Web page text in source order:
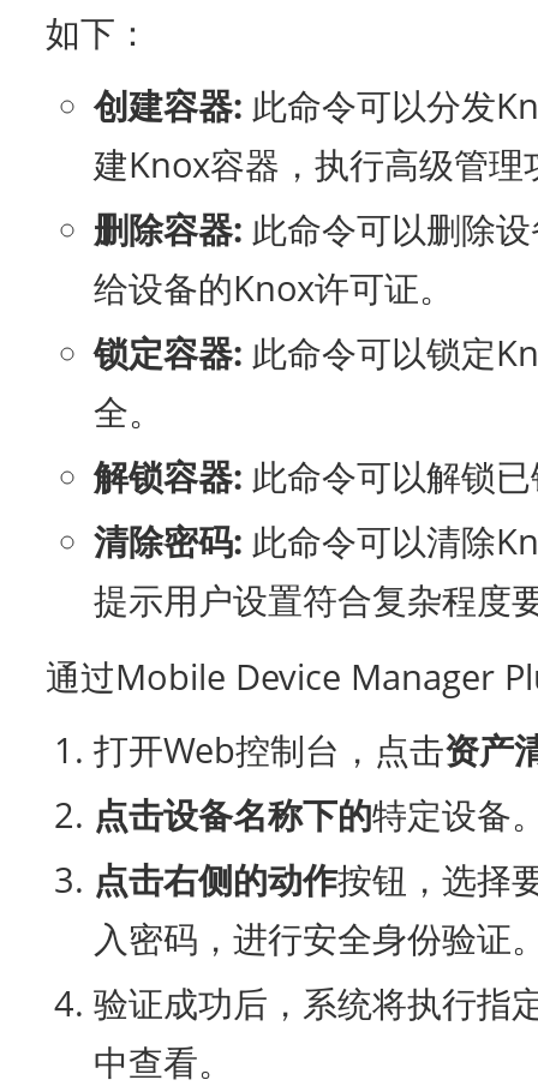
如下：
创建容器: 此命令可以分发
建Knox容器，执行高级管理
删除容器: 此命令可以删除
给设备的Knox许可证。
锁定容器: 此命令可以锁定
全。
解锁容器: 此命令可以解锁
清除密码: 此命令可以清除
提示用户设置符合复杂程度
通过Mobile Device Manager
打开Web控制台，点击资产
点击设备名称下的特定设备
点击右侧的动作按钮，选择
入密码，进行安全身份验证
验证成功后，系统将执行指
中查看。